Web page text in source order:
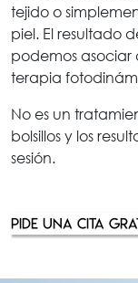
tejido o
piel. El resultado
podemos asociar
terapia
No es un
bolsillos y los
sesión.
PIDE UNA CITA